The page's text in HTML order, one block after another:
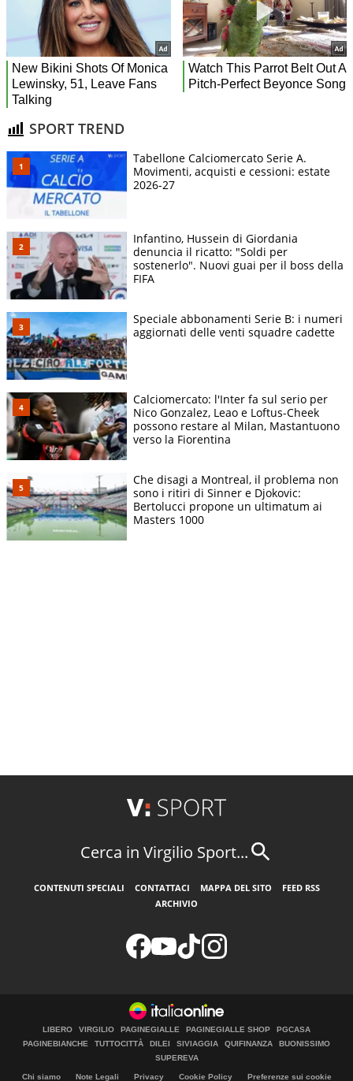
SPORT TREND
Tabellone Calciomercato Serie A.
Movimenti, acquisti e cessioni: estate
2026-27
Infantino, Hussein di Giordania
denuncia il ricatto: "Soldi per
sostenerlo". Nuovi guai per il boss della
FIFA
Speciale abbonamenti Serie B: i numeri
aggiornati delle venti squadre cadette
Calciomercato: l'Inter fa sul serio per
Nico Gonzalez, Leao e Loftus-Cheek
possono restare al Milan, Mastantuono
verso la Fiorentina
Che disagi a Montreal, il problema non
sono i ritiri di Sinner e Djokovic:
Bertolucci propone un ultimatum ai
Masters 1000
Cerca in Virgilio Sport...
CONTENUTI SPECIALI CONTATTACI MAPPA DEL SITO
FEED RSS
ARCHIVIO
LIBERO VIRGILIO PAGINEGIALLE PAGINEGIALLE SHOP
PGCASA
PAGINEBIANCHE
TUTTOCITTÀ DILEI SIVIAGGIA QUIFINANZA
BUONISSIMO
SUPEREVA
Chi siamo Note Legali Privacy Cookie Policy Preferenze sui cookie